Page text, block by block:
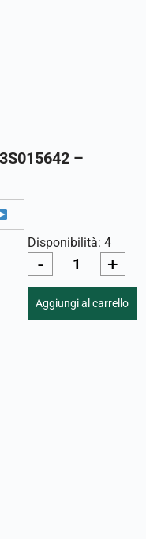
–
Disponibilità: 4
- +
Aggiungi al carrello